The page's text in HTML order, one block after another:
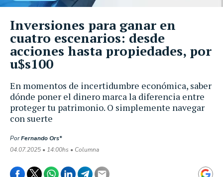
En momentos de incertidumbre económica, saber
dónde poner el dinero marca la diferencia entre
proteger tu patrimonio. O simplemente navegar
con suerte
PorFernando Ors*
04.07.2025 • 14:00hs • Columna
Inversiones para ganar en
cuatro escenarios: desde
acciones hasta propiedades, por
u$s100